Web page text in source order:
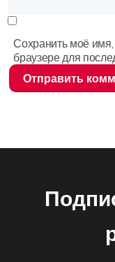
Сохранить моё
браузере для